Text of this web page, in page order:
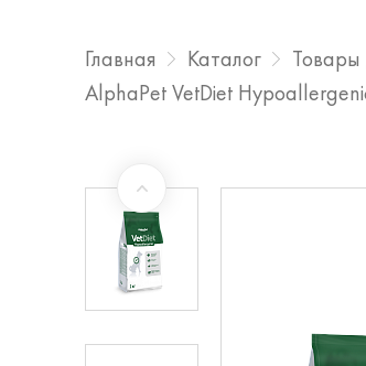
Главная Каталог Товары
AlphaPet VetDiet